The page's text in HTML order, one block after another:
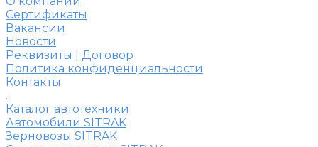
Сертификаты
Вакансии
Новости
Реквизиты | Договор
Политика конфиденциальности
Контакты
...
Каталог автотехники
Автомобили SITRAK
Зерновозы SITRAK